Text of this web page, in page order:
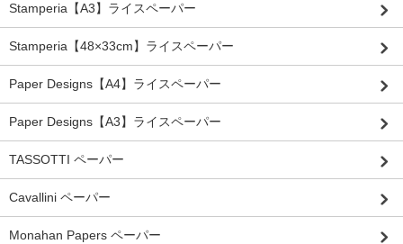
Stamperia【A3】ライスペーパー
Stamperia【48×33cm】ライスペーパー
Paper Designs【A4】ライスペーパー
Paper Designs【A3】ライスペーパー
TASSOTTI ペーパー
Cavallini ペーパー
Monahan Papers ペーパー